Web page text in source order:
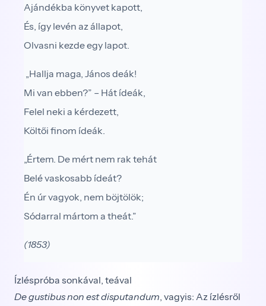
Ajándékba könyvet kapott,
És, így levén az állapot,
Olvasni kezde egy lapot.
„Hallja maga, János deák!
Mi van ebben?” – Hát ídeák,
Felel neki a kérdezett,
Költői finom ídeák.
„Értem. De mért nem rak tehát
Belé vaskosabb ídeát?
Én úr vagyok, nem böjtölök;
Sódarral mártom a theát.”
(1853)
Ízléspróba sonkával, teával
De gustibus non est disputandum , vagyis: Az íz­lésről